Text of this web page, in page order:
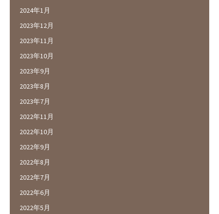
2024年1月
2023年12月
2023年11月
2023年10月
2023年9月
2023年8月
2023年7月
2022年11月
2022年10月
2022年9月
2022年8月
2022年7月
2022年6月
2022年5月